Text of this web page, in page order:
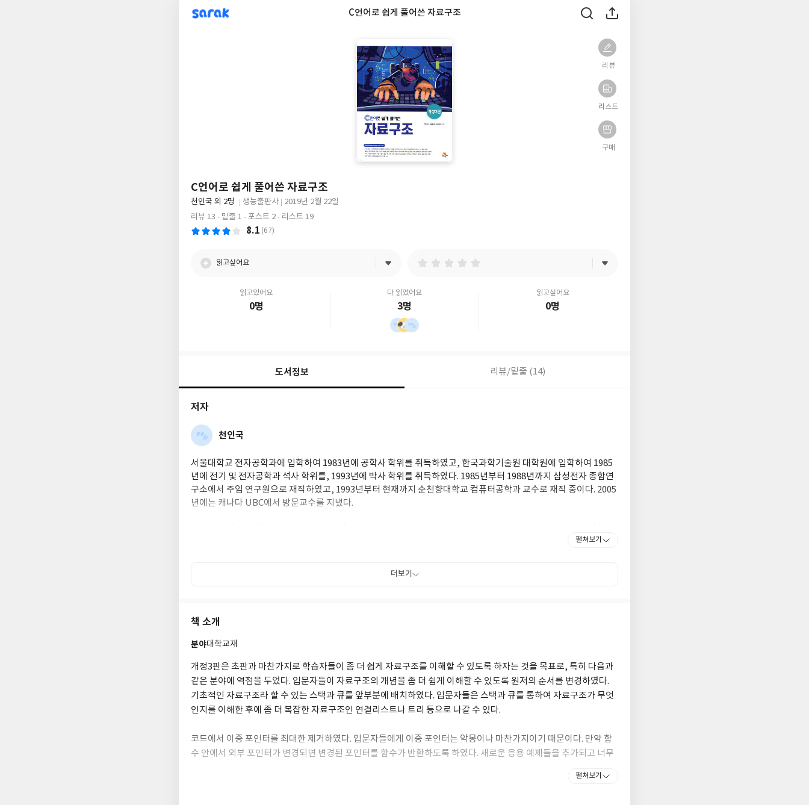
sarak C언어로 쉽게 풀어쓴 자료구조
리뷰
리스트
구매
C언어로 쉽게 풀어쓴 자료구조
글
쓴
천인국 외 2명
출
사
생능출판사
출
2019년 2월 22일
리뷰 13
밑줄 1 포스트 2 리스트 19
8.1 (67)
읽고싶어요
읽고있어요
0명
다 읽었어요
3명
읽고싶어요
0명
도서정보 리뷰/밑줄 (14)
저자
천인국
서울대학교 전자공학과에 입학하여 1983년에 공학사 학위를 취득하였고, 한국과학기술원 대학원에 입학하여 1985
년에 전기 및 전자공학과 석사 학위를, 1993년에 박사 학위를 취득하였다. 1985년부터 1988년까지 삼성전자 종합연
구소에서 주임 연구원으로 재직하였고, 1993년부터 현재까지 순천향대학교 컴퓨터공학과 교수로 재직 중이다. 2005
년에는 캐나다 UBC에서 방문교수를 지냈다.
판』(2023, 인피니티북스), 『Power JAVA 3판』(2022, 인피니티북스), 『인공지능』(2020, 인피니티북스),
(2019, 인피니티북스), 『Power Java Compact』(2018, 인피니티북스), 『어서와 C++는 처음이지!』(2018, 인
(2015, 인피니티북스), 『HTML5+CSS3+JavaScript로 배우는 웹프로그래밍 기초』(2014, 인피니티북스),
Express』(2007, 생능출판사), 『C언어로 쉽게 풀어쓴 자료구조』(2005, 생능출판사) 등이 있다.
펼쳐보기
더보기
책 소개
분야대학교재
개정3판은 초판과 마찬가지로 학습자들이 좀 더 쉽게 자료구조를 이해할 수 있도록 하자는 것을 목표로, 특히 다음과
같은 분야에 역점을 두었다. 입문자들이 자료구조의 개념을 좀 더 쉽게 이해할 수 있도록 원저의 순서를 변경하였다.
기초적인 자료구조라 할 수 있는 스택과 큐를 앞부분에 배치하였다. 입문자들은 스택과 큐를 통하여 자료구조가 무엇
인지를 이해한 후에 좀 더 복잡한 자료구조인 연결리스트나 트리 등으로 나갈 수 있다.
코드에서 이중 포인터를 최대한 제거하였다. 입문자들에게 이중 포인터는 악몽이나 마찬가지이기 때문이다. 만약 함
수 안에서 외부 포인터가 변경되면 변경된 포인터를 함수가 반환하도록 하였다. 새로운 응용 예제들을 추가되고 너무
펼쳐보기